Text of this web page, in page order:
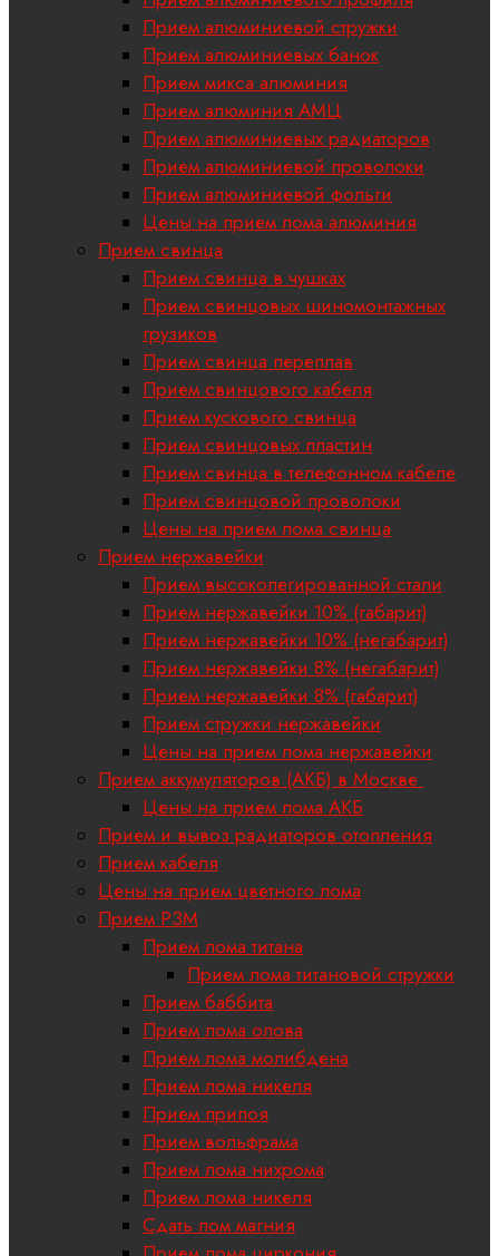
Прием алюминиевой стружки
Прием алюминиевых банок
Прием микса алюминия
Прием алюминия АМЦ
Прием алюминиевых радиаторов
Прием алюминиевой проволоки
Прием алюминиевой фольги
Цены на прием лома алюминия
Прием свинца
Прием свинца в чушках
Прием свинцовых шиномонтажных
грузиков
Прием свинца переплав
Прием свинцового кабеля
Прием кускового свинца
Прием свинцовых пластин
Прием свинца в телефонном кабеле
Прием свинцовой проволоки
Цены на прием лома свинца
Прием нержавейки
Прием высоколегированной стали
Прием нержавейки 10% (габарит)
Прием нержавейки 10% (негабарит)
Прием нержавейки 8% (негабарит)
Прием нержавейки 8% (габарит)
Прием стружки нержавейки
Цены на прием лома нержавейки
Прием аккумуляторов (АКБ) в Москве
Цены на прием лома АКБ
Прием и вывоз радиаторов отопления
Прием кабеля
Цены на прием цветного лома
Прием РЗМ
Прием лома титана
Прием лома титановой стружки
Прием баббита
Прием лома олова
Прием лома молибдена
Прием лома никеля
Прием припоя
Прием вольфрама
Прием лома нихрома
Прием лома никеля
Сдать лом магния